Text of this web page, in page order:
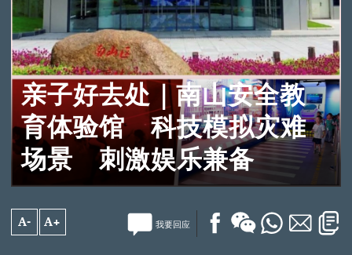
亲子好去处｜南山安全教
育体验馆 科技模拟灾难
场景 刺激娱乐兼备
A- A+ 我要回应